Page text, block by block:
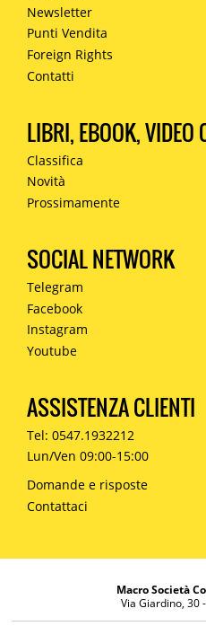
Newsletter
Punti Vendita
Foreign Rights
Contatti
LIBRI, EBOOK, VIDEO
Classifica
Novità
Prossimamente
SOCIAL NETWORK
Telegram
Facebook
Instagram
Youtube
ASSISTENZA CLIENTI
Tel: 0547.1932212
Lun/Ven 09:00-15:00
Domande e risposte
Contattaci
Macro Società
Via Giardino, 30